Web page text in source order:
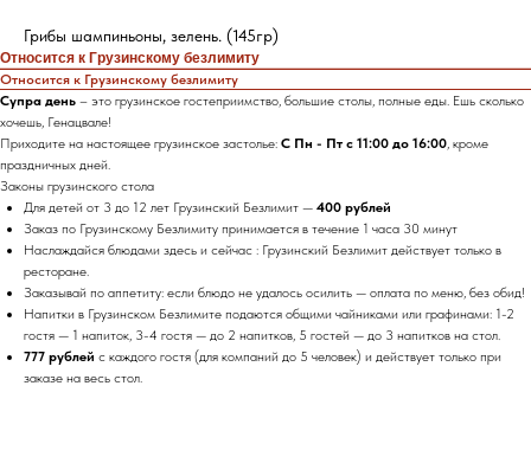
Грибы шампиньоны, зелень. (145гр)
Относится к Грузинскому безлимиту
Относится к Грузинскому безлимиту
Супра день – это грузинское гостеприимство, большие столы, полные еды. Ешь сколько
хочешь, Генацвале!
Приходите на настоящее грузинское застолье: С Пн - Пт с 11:00 до 16:00, кроме
праздничных дней.
Законы грузинского стола
Для детей от 3 до 12 лет Грузинский Безлимит — 400 рублей
Заказ по Грузинскому Безлимиту принимается в течение 1 часа 30 минут
Наслаждайся блюдами здесь и сейчас : Грузинский Безлимит действует только в
ресторане.
Заказывай по аппетиту: если блюдо не удалось осилить — оплата по меню, без обид!
Напитки в Грузинском Безлимите подаются общими чайниками или графинами: 1-2
гостя — 1 напиток, 3-4 гостя — до 2 напитков, 5 гостей — до 3 напитков на стол.
777 рублей с каждого гостя (для компаний до 5 человек) и действует только при
заказе на весь стол.